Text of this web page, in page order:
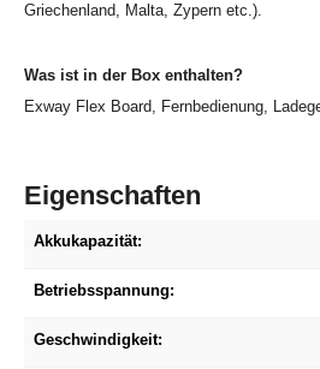
Griechenland, Malta, Zypern etc.).
Was ist in der Box enthalten?
Exway Flex Board, Fernbedienung,
Eigenschaften
Akkukapazität:
Betriebsspannung:
Geschwindigkeit: